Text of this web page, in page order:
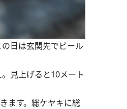
日は玄関先でビール
見上げると10メート
ます。総ケヤキに総